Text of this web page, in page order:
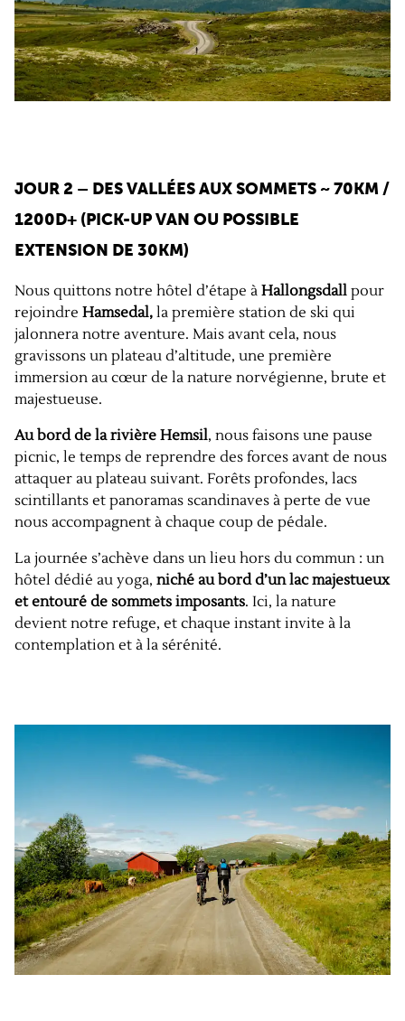
JOUR 2 – DES VALLÉES AUX SOMMETS ~ 70KM /
1200D+ (PICK-UP VAN OU POSSIBLE
EXTENSION DE 30KM)
Nous quittons notre hôtel d’étape à Hallongsdall pour
rejoindre Hamsedal, la première station de ski qui
jalonnera notre aventure. Mais avant cela, nous
gravissons un plateau d’altitude, une première
immersion au cœur de la nature norvégienne, brute et
majestueuse.
Au bord de la rivière Hemsil, nous faisons une pause
picnic, le temps de reprendre des forces avant de nous
attaquer au plateau suivant. Forêts profondes, lacs
scintillants et panoramas scandinaves à perte de vue
nous accompagnent à chaque coup de pédale.
La journée s’achève dans un lieu hors du commun : un
hôtel dédié au yoga, niché au bord d’un lac majestueux
et entouré de sommets imposants. Ici, la nature
devient notre refuge, et chaque instant invite à la
contemplation et à la sérénité.